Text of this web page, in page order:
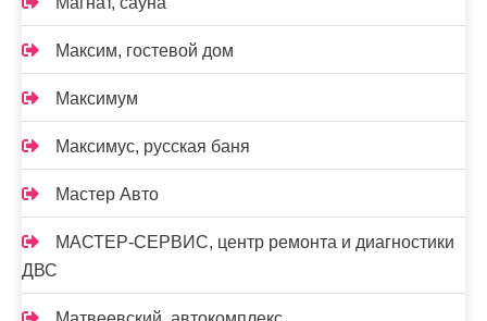
Максим, гостевой дом
Максимум
Максимус, русская баня
Мастер Авто
МАСТЕР-СЕРВИС, центр ремонта и диагностики
ДВС